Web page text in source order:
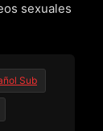
sexuales
Sub